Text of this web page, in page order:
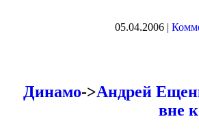
05.04.2006 |
Динамо->Андрей
вне